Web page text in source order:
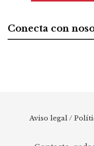
Conecta con
Aviso legal /